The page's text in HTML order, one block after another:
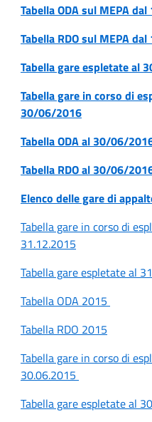
Tabella ODA sul MEPA
Tabella RDO sul MEPA
Tabella gare espletate al
Tabella gare in corso di
30/06/2016
Tabella ODA al 30/06/
Tabella RDO al 30/06/
Elenco delle gare di
Tabella gare in corso di
31.12.2015
Tabella gare espletate al
Tabella ODA 2015
Tabella RDO 2015
Tabella gare in corso di
30.06.2015
Tabella gare espletate al